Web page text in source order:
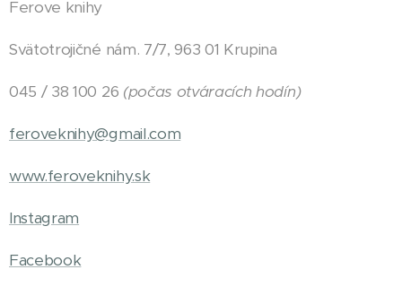
Ferove knihy
Svätotrojičné nám. 7/7, 963 01 Krupina
045 / 38 100 26 (počas otváracích hodín)
feroveknihy@gmail.com
www.feroveknihy.sk
Instagram
Facebook